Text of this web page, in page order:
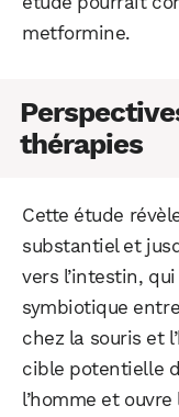
metformine.
thérapies
Cette étude
substantiel et
vers l’intestin,
symbiotique
chez la souris et
cible potentielle
l’homme et